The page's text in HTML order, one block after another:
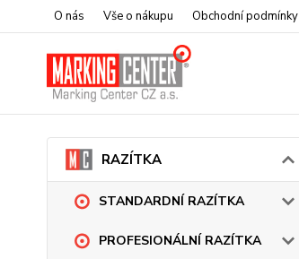
O nás Vše o nákupu Obchodní podmínky
RAZÍTKA
STANDARDNÍ RAZÍTKA
PROFESIONÁLNÍ RAZÍTKA